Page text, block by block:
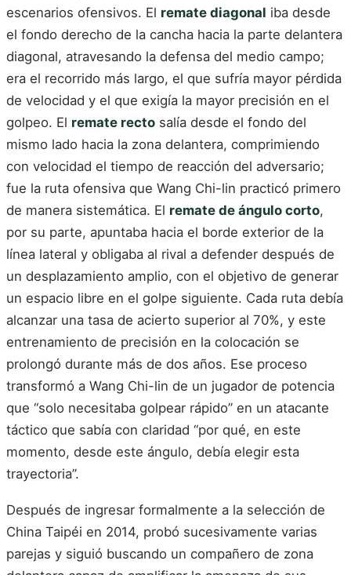
escenarios ofensivos. El remate diagonal iba desde
el fondo derecho de la cancha hacia la parte delantera
diagonal, atravesando la defensa del medio campo;
era el recorrido más largo, el que sufría mayor pérdida
de velocidad y el que exigía la mayor precisión en el
golpeo. El remate recto salía desde el fondo del
mismo lado hacia la zona delantera, comprimiendo
con velocidad el tiempo de reacción del adversario;
fue la ruta ofensiva que Wang Chi-lin practicó primero
de manera sistemática. El remate de ángulo corto,
por su parte, apuntaba hacia el borde exterior de la
línea lateral y obligaba al rival a defender después de
un desplazamiento amplio, con el objetivo de generar
un espacio libre en el golpe siguiente. Cada ruta debía
alcanzar una tasa de acierto superior al 70%, y este
entrenamiento de precisión en la colocación se
prolongó durante más de dos años. Ese proceso
transformó a Wang Chi-lin de un jugador de potencia
que “solo necesitaba golpear rápido” en un atacante
táctico que sabía con claridad “por qué, en este
momento, desde este ángulo, debía elegir esta
trayectoria”.
Después de ingresar formalmente a la selección de
China Taipéi en 2014, probó sucesivamente varias
parejas y siguió buscando un compañero de zona